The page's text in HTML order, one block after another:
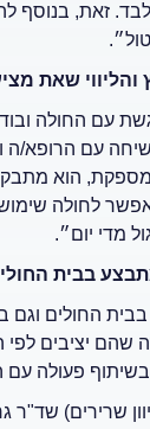
זאת, בנוסף
והליווי שאת
עם החולה
עם הרופא/ה
הוא
לחולה שימוש
מדי יום״.
בבית
החולים
שהם יציבים
פעולה עם
שרירים)